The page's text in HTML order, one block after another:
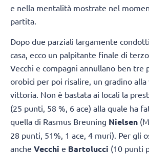
e nella mentalità mostrate nel
partita.
Dopo due parziali largamente
casa, ecco un palpitante finale di
Vecchi e compagni annullano ben tre
orobici per poi risalire, un gradino
vittoria. Non è bastata ai locali la
(25 punti, 58 %, 6 ace) alla quale ha
quella di Rasmus Breuning Nielsen
28 punti, 51%, 1 ace, 4 muri). Per gli
anche Vecchi e Bartolucci (10 punti